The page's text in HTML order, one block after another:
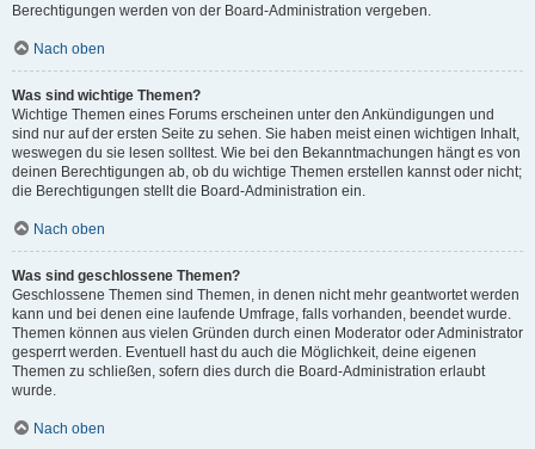
Berechtigungen werden von der Board-Administration vergeben.
Nach oben
Was sind wichtige Themen?
Wichtige Themen eines Forums erscheinen unter den Ankündigungen und
sind nur auf der ersten Seite zu sehen. Sie haben meist einen wichtigen Inhalt,
weswegen du sie lesen solltest. Wie bei den Bekanntmachungen hängt es von
deinen Berechtigungen ab, ob du wichtige Themen erstellen kannst oder nicht;
die Berechtigungen stellt die Board-Administration ein.
Nach oben
Was sind geschlossene Themen?
Geschlossene Themen sind Themen, in denen nicht mehr geantwortet werden
kann und bei denen eine laufende Umfrage, falls vorhanden, beendet wurde.
Themen können aus vielen Gründen durch einen Moderator oder Administrator
gesperrt werden. Eventuell hast du auch die Möglichkeit, deine eigenen
Themen zu schließen, sofern dies durch die Board-Administration erlaubt
wurde.
Nach oben